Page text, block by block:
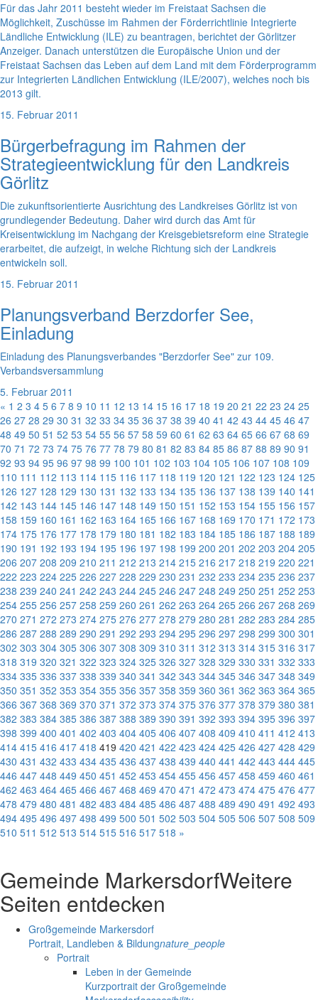
Für das Jahr 2011 besteht wieder im Freistaat Sachsen die
Möglichkeit, Zuschüsse im Rahmen der Förderrichtlinie Integrierte
Ländliche Entwicklung (ILE) zu beantragen, berichtet der Görlitzer
Anzeiger. Danach unterstützen die Europäische Union und der
Freistaat Sachsen das Leben auf dem Land mit dem Förderprogramm
zur Integrierten Ländlichen Entwicklung (ILE/2007), welches noch bis
2013 gilt.
15. Februar 2011
Bürgerbefragung im Rahmen der
Strategieentwicklung für den Landkreis
Görlitz
Die zukunftsorientierte Ausrichtung des Landkreises Görlitz ist von
grundlegender Bedeutung. Daher wird durch das Amt für
Kreisentwicklung im Nachgang der Kreisgebietsreform eine Strategie
erarbeitet, die aufzeigt, in welche Richtung sich der Landkreis
entwickeln soll.
15. Februar 2011
Planungsverband Berzdorfer See,
Einladung
Einladung des Planungsverbandes "Berzdorfer See" zur 109.
Verbandsversammlung
5. Februar 2011
« 1 2 3 4 5 6 7 8 9 10 11 12 13 14 15 16 17 18 19 20 21 22 23 24 25
26 27 28 29 30 31 32 33 34 35 36 37 38 39 40 41 42 43 44 45 46 47
48 49 50 51 52 53 54 55 56 57 58 59 60 61 62 63 64 65 66 67 68 69
70 71 72 73 74 75 76 77 78 79 80 81 82 83 84 85 86 87 88 89 90 91
92 93 94 95 96 97 98 99 100 101 102 103 104 105 106 107 108 109
110 111 112 113 114 115 116 117 118 119 120 121 122 123 124 125
126 127 128 129 130 131 132 133 134 135 136 137 138 139 140 141
142 143 144 145 146 147 148 149 150 151 152 153 154 155 156 157
158 159 160 161 162 163 164 165 166 167 168 169 170 171 172 173
174 175 176 177 178 179 180 181 182 183 184 185 186 187 188 189
190 191 192 193 194 195 196 197 198 199 200 201 202 203 204 205
206 207 208 209 210 211 212 213 214 215 216 217 218 219 220 221
222 223 224 225 226 227 228 229 230 231 232 233 234 235 236 237
238 239 240 241 242 243 244 245 246 247 248 249 250 251 252 253
254 255 256 257 258 259 260 261 262 263 264 265 266 267 268 269
270 271 272 273 274 275 276 277 278 279 280 281 282 283 284 285
286 287 288 289 290 291 292 293 294 295 296 297 298 299 300 301
302 303 304 305 306 307 308 309 310 311 312 313 314 315 316 317
318 319 320 321 322 323 324 325 326 327 328 329 330 331 332 333
334 335 336 337 338 339 340 341 342 343 344 345 346 347 348 349
350 351 352 353 354 355 356 357 358 359 360 361 362 363 364 365
366 367 368 369 370 371 372 373 374 375 376 377 378 379 380 381
382 383 384 385 386 387 388 389 390 391 392 393 394 395 396 397
398 399 400 401 402 403 404 405 406 407 408 409 410 411 412 413
414 415 416 417 418 419 420 421 422 423 424 425 426 427 428 429
430 431 432 433 434 435 436 437 438 439 440 441 442 443 444 445
446 447 448 449 450 451 452 453 454 455 456 457 458 459 460 461
462 463 464 465 466 467 468 469 470 471 472 473 474 475 476 477
478 479 480 481 482 483 484 485 486 487 488 489 490 491 492 493
494 495 496 497 498 499 500 501 502 503 504 505 506 507 508 509
510 511 512 513 514 515 516 517 518 »
Gemeinde MarkersdorfWeitere
Seiten entdecken
Großgemeinde Markersdorf
Portrait, Landleben & Bildungnature_people
Portrait
Leben in der Gemeinde
Kurzportrait der Großgemeinde